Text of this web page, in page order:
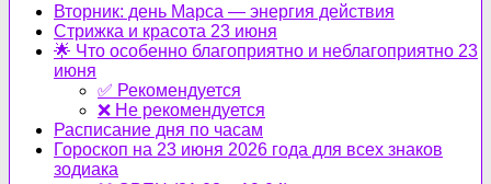
Вторник: день Марса — энергия действия
Стрижка и красота 23 июня
🌟 Что особенно благоприятно и неблагоприятно 23
июня
✅ Рекомендуется
❌ Не рекомендуется
Расписание дня по часам
Гороскоп на 23 июня 2026 года для всех знаков
зодиака